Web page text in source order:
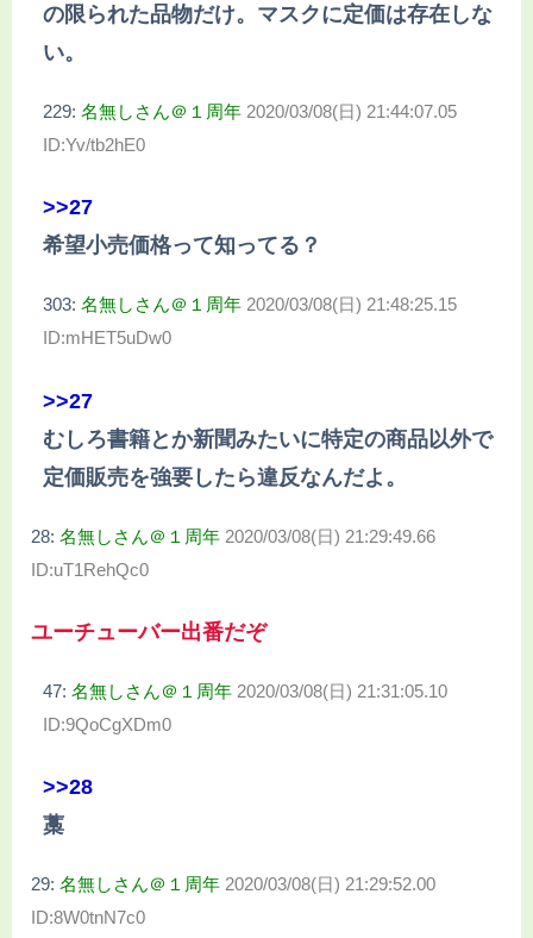
の限られた品物だけ。マスクに定価は存在しな
い。
229: 名無しさん＠１周年 2020/03/08(日) 21:44:07.05
ID:Yv/tb2hE0
>>27
希望小売価格って知ってる？
303: 名無しさん＠１周年 2020/03/08(日) 21:48:25.15
ID:mHET5uDw0
>>27
むしろ書籍とか新聞みたいに特定の商品以外で
定価販売を強要したら違反なんだよ。
28: 名無しさん＠１周年 2020/03/08(日) 21:29:49.66
ID:uT1RehQc0
ユーチューバー出番だぞ
47: 名無しさん＠１周年 2020/03/08(日) 21:31:05.10
ID:9QoCgXDm0
>>28
藁
29: 名無しさん＠１周年 2020/03/08(日) 21:29:52.00
ID:8W0tnN7c0